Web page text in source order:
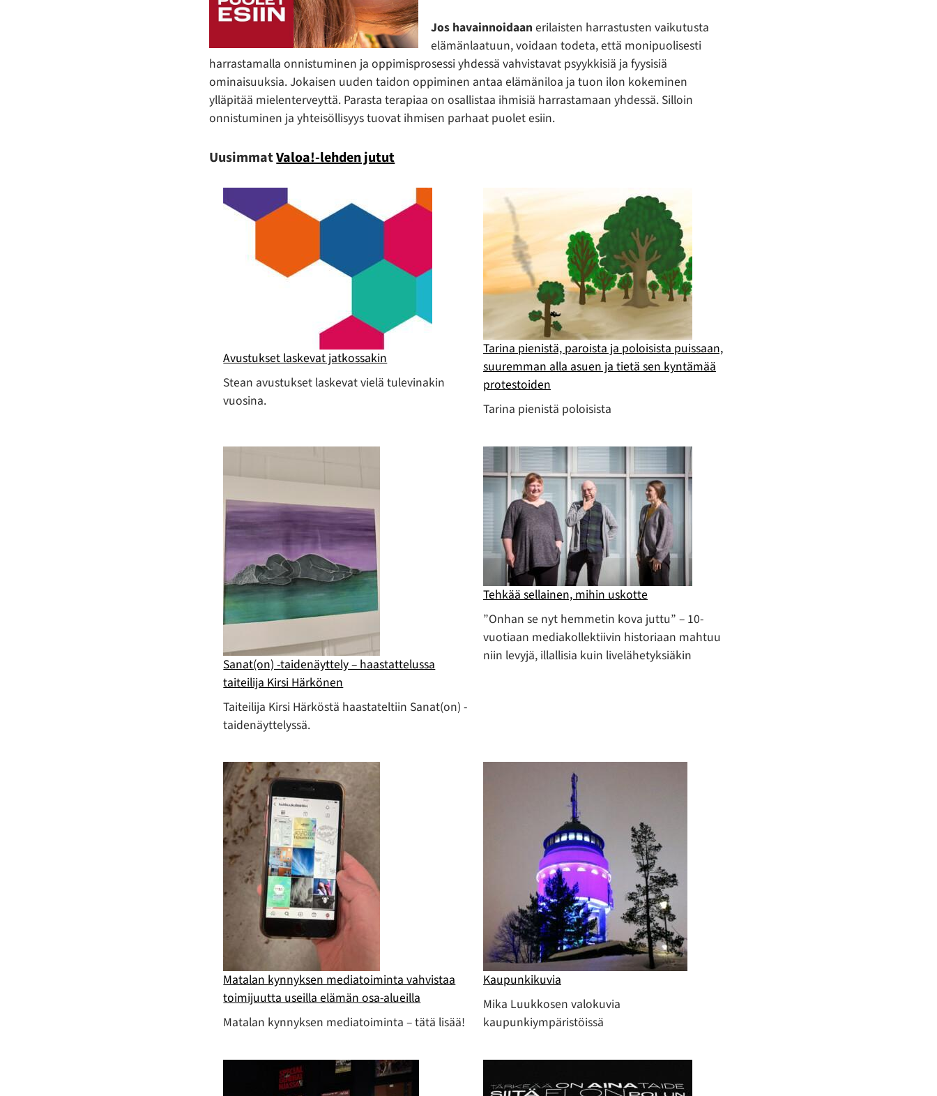
Jos havainnoidaan erilaisten harrastusten vaikutusta
elämänlaatuun, voidaan todeta, että monipuolisesti
harrastamalla onnistuminen ja oppimisprosessi yhdessä vahvistavat psyykkisiä ja fyysisiä
ominaisuuksia. Jokaisen uuden taidon oppiminen antaa elämäniloa ja tuon ilon kokeminen
ylläpitää mielenterveyttä. Parasta terapiaa on osallistaa ihmisiä harrastamaan yhdessä. Silloin
onnistuminen ja yhteisöllisyys tuovat ihmisen parhaat puolet esiin.
UusimmatValoa!-lehden jutut
Avustukset laskevat jatkossakin
Stean avustukset laskevat vielä tulevinakin
vuosina.
Tarina pienistä, paroista ja poloisista puissaan,
suuremman alla asuen ja tietä sen kyntämää
protestoiden
Tarina pienistä poloisista
Sanat(on) -taidenäyttely – haastattelussa
taiteilija Kirsi Härkönen
Taiteilija Kirsi Härköstä haastateltiin Sanat(on) -
taidenäyttelyssä.
Tehkää sellainen, mihin uskotte
”Onhan se nyt hemmetin kova juttu” – 10-
vuotiaan mediakollektiivin historiaan mahtuu
niin levyjä, illallisia kuin livelähetyksiäkin
Matalan kynnyksen mediatoiminta vahvistaa
toimijuutta useilla elämän osa-alueilla
Matalan kynnyksen mediatoiminta – tätä lisää!
Kaupunkikuvia
Mika Luukkosen valokuvia
kaupunkiympäristöissä